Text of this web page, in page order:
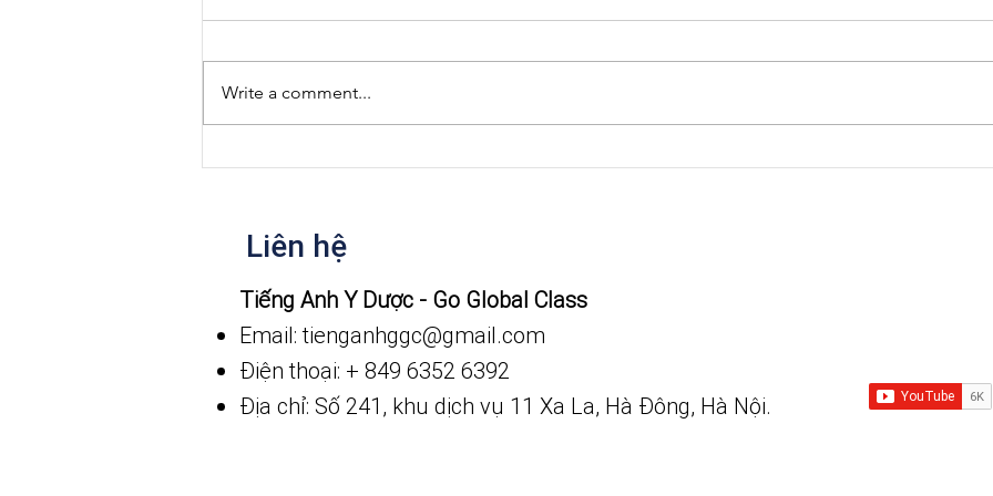
Write a comment...
Liên hệ
​Tiếng Anh Y Dược - Go Global Class
Email: tienganhggc@gmail.com
Điện thoại: + 849 6352 6392
Địa chỉ: Số 241, khu dịch vụ 11 Xa La, Hà Đông, Hà Nội.